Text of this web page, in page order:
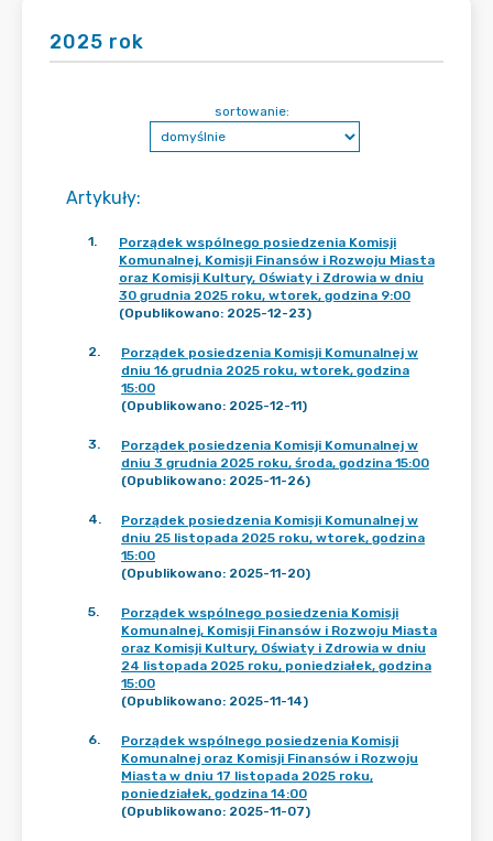
2025 rok
Artykuły:
sortowanie:
1.
Porządek wspólnego posiedzenia Komisji
Komunalnej, Komisji Finansów i Rozwoju Miasta
oraz Komisji Kultury, Oświaty i Zdrowia w dniu
30 grudnia 2025 roku, wtorek, godzina 9:00
(Opublikowano: 2025-12-23)
2.
Porządek posiedzenia Komisji Komunalnej w
dniu 16 grudnia 2025 roku, wtorek, godzina
15:00
(Opublikowano: 2025-12-11)
3.
Porządek posiedzenia Komisji Komunalnej w
dniu 3 grudnia 2025 roku, środa, godzina 15:00
(Opublikowano: 2025-11-26)
4.
Porządek posiedzenia Komisji Komunalnej w
dniu 25 listopada 2025 roku, wtorek, godzina
15:00
(Opublikowano: 2025-11-20)
5.
Porządek wspólnego posiedzenia Komisji
Komunalnej, Komisji Finansów i Rozwoju Miasta
oraz Komisji Kultury, Oświaty i Zdrowia w dniu
24 listopada 2025 roku, poniedziałek, godzina
15:00
(Opublikowano: 2025-11-14)
6.
Porządek wspólnego posiedzenia Komisji
Komunalnej oraz Komisji Finansów i Rozwoju
Miasta w dniu 17 listopada 2025 roku,
poniedziałek, godzina 14:00
(Opublikowano: 2025-11-07)